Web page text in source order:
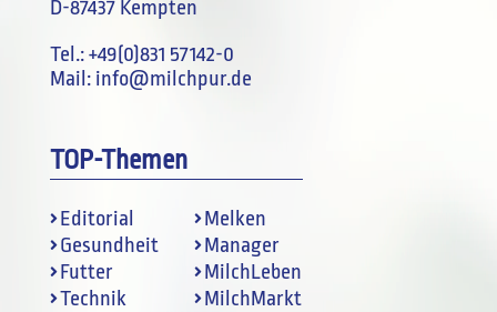
D-87437 Kempten
Tel.:+49(0)831 57142-0
Mail: info@milchpur.de
TOP-Themen
Editorial
Gesundheit
Futter
Technik
Melken
Manager
MilchLeben
MilchMarkt